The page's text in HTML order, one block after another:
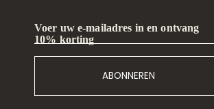
Voer uw e-mailadres in en ontvang
10% korting
ABONNEREN